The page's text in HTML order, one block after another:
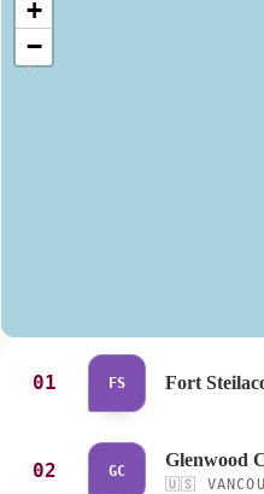
+
−
01 FS Fort
02 GC
Glenwood
🇺🇸